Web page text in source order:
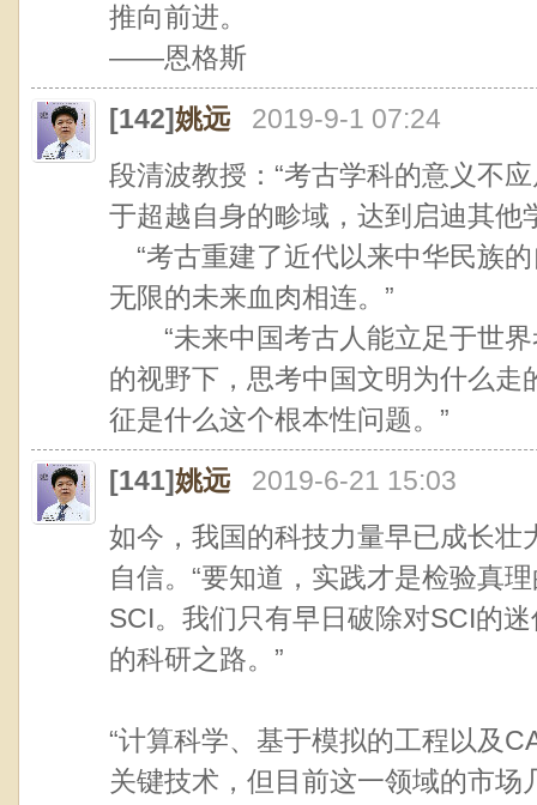
推向前进。
——恩格斯
[142]姚远
2019-9-1 07:24
段清波教授：“考古学科的意义不
于超越自身的畛域，达到启迪其他
“考古重建了近代以来中华民族
无限的未来血肉相连。”
“未来中国考古人能立足于世界
的视野下，思考中国文明为什么
征是什么这个根本性问题。”
[141]姚远
2019-6-21 15:03
如今，我国的科技力量早已成长
自信。“要知道，实践才是检验真
SCI。我们只有早日破除对SCI的
的科研之路。”
“计算科学、基于模拟的工程以及
关键技术，但目前这一领域的市场